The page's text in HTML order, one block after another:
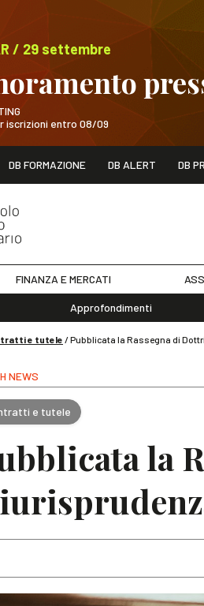
/ 29 settembre
iscrizioni entro 08/09
WEBINAR / 29
DB FORMAZIONE DB ALERT DB
Cerca nel
FINANZA E MERCATI
Approfondimenti
e tutele /Pubblicata la Rassegna di
NEWS
e tutele
la